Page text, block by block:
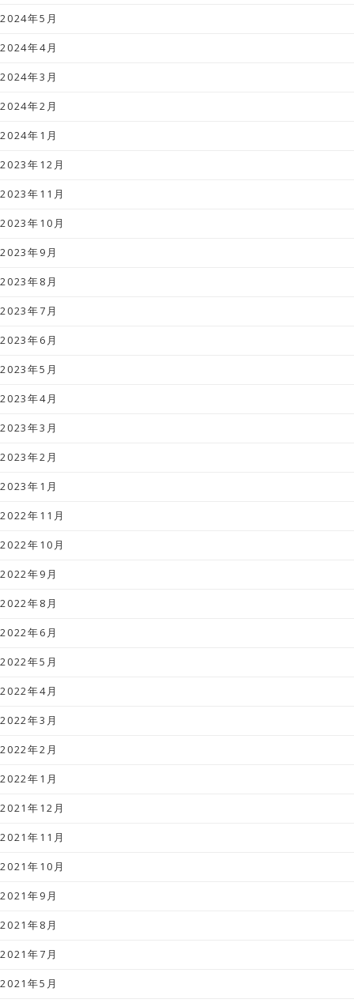
2024年5月
2024年4月
2024年3月
2024年2月
2024年1月
2023年12月
2023年11月
2023年10月
2023年9月
2023年8月
2023年7月
2023年6月
2023年5月
2023年4月
2023年3月
2023年2月
2023年1月
2022年11月
2022年10月
2022年9月
2022年8月
2022年6月
2022年5月
2022年4月
2022年3月
2022年2月
2022年1月
2021年12月
2021年11月
2021年10月
2021年9月
2021年8月
2021年7月
2021年5月